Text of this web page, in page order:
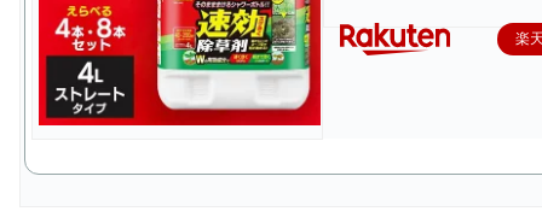
楽